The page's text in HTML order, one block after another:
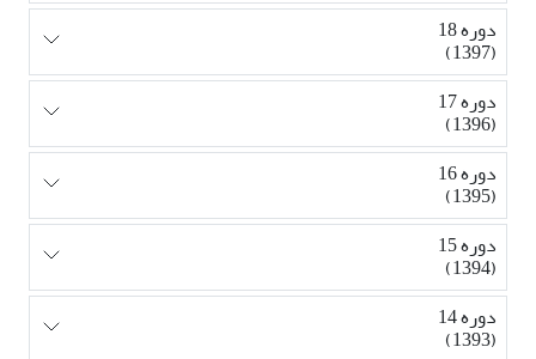
دوره 18
(1397)
دوره 17
(1396)
دوره 16
(1395)
دوره 15
(1394)
دوره 14
(1393)